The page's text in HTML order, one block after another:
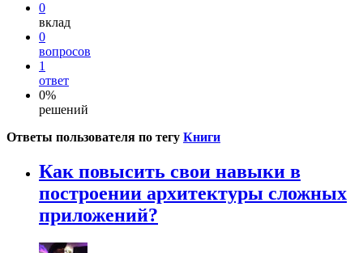
0
вклад
0
вопросов
1
ответ
0%
решений
Ответы пользователя по тегу Книги
Как повысить свои навыки в
построении архитектуры сложных
приложений?